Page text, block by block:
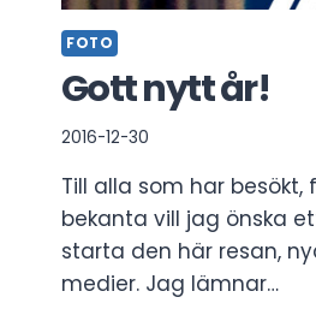
FOTO
Gott nytt år!
2016-12-30
Till alla som har
bekanta vill jag önska
starta den här resan,
medier. Jag lämnar…